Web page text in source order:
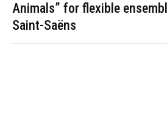
Animals” for flexible
Saint-Saëns